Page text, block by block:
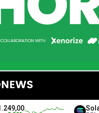
SolanaIDR